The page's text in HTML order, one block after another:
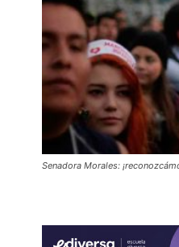
Senadora Morales: